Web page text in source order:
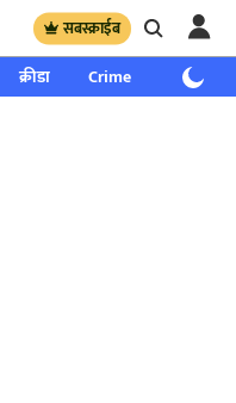
सबस्क्राईब
क्रीडा Crime साप्ताहिक